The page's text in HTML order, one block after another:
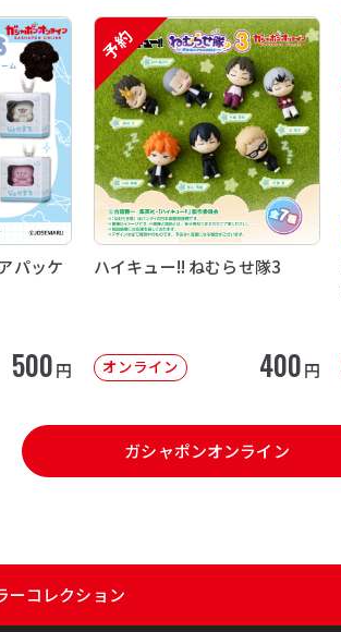
パッケ
500円
予約
ハイキュー!! ねむらせ隊3
オンライン 400円
ガシャポンオンライン
ーコレクション